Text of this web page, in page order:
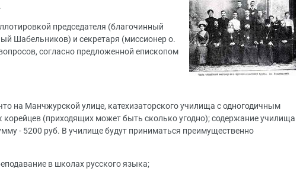
председателя (благочинный
Шабельников) и секретаря (миссионер о.
согласно предложенной епископом
на Манчжурской улице, катехизаторского училища с одногодичным
корейцев (приходящих может быть сколько угодно); содержание училища
- 5200 руб. В училище будут приниматься преимущественно
в школах русского языка;